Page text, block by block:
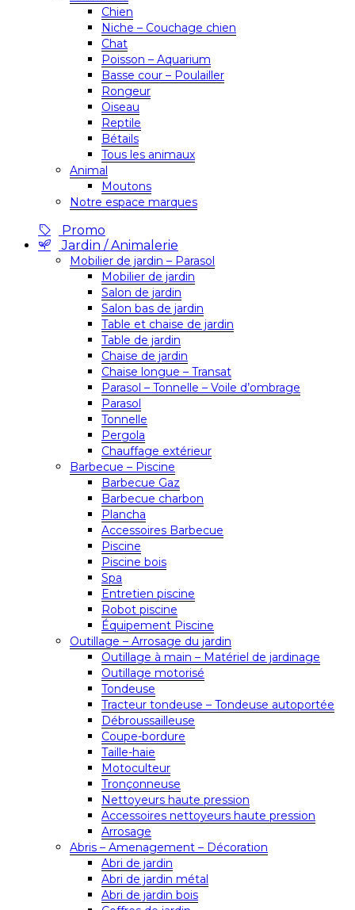
Chien
Niche – Couchage chien
Chat
Poisson – Aquarium
Basse cour – Poulailler
Rongeur
Oiseau
Reptile
Bétails
Tous les animaux
Animal
Moutons
Notre espace marques
Promo
Jardin / Animalerie
Mobilier de jardin – Parasol
Mobilier de jardin
Salon de jardin
Salon bas de jardin
Table et chaise de jardin
Table de jardin
Chaise de jardin
Chaise longue – Transat
Parasol – Tonnelle – Voile d’ombrage
Parasol
Tonnelle
Pergola
Chauffage extérieur
Barbecue – Piscine
Barbecue Gaz
Barbecue charbon
Plancha
Accessoires Barbecue
Piscine
Piscine bois
Spa
Entretien piscine
Robot piscine
Équipement Piscine
Outillage – Arrosage du jardin
Outillage à main – Matériel de jardinage
Outillage motorisé
Tondeuse
Tracteur tondeuse – Tondeuse autoportée
Débroussailleuse
Coupe-bordure
Taille-haie
Motoculteur
Tronçonneuse
Nettoyeurs haute pression
Accessoires nettoyeurs haute pression
Arrosage
Abris – Amenagement – Décoration
Abri de jardin
Abri de jardin métal
Abri de jardin bois